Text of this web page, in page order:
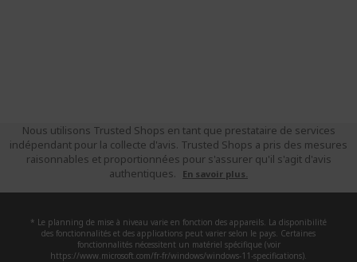
Nous utilisons Trusted Shops en tant que prestataire de services
indépendant pour la collecte d'avis. Trusted Shops a pris des mesures
raisonnables et proportionnées pour s'assurer qu'il s'agit d'avis
authentiques.
En savoir plus.
* Le planning de mise à niveau varie en fonction des appareils. La disponibilité
des fonctionnalités et des applications peut varier selon le pays. Certaines
fonctionnalités nécessitent un matériel spécifique (voir
https://www.microsoft.com/fr-fr/windows/windows-11-specifications).